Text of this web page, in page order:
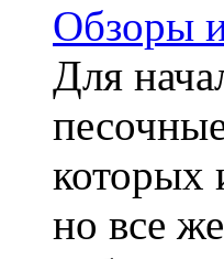
Обзоры
Для
которых
но все